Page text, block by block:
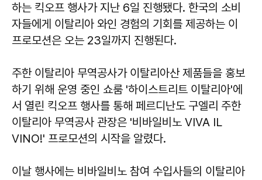
하는 킥오프 행사가 지난 6일 진행됐다. 한국의 소비
자들에게 이탈리아 와인 경험의 기회를 제공하는 이
프로모션은 오는 23일까지 진행된다.
주한 이탈리아 무역공사가 이탈리아산 제품들을 홍보
하기 위해 운영 중인 쇼룸 '하이스트리트 이탈리아'에
서 열린 킥오프 행사를 통해 페르디난도 구엘리 주한
이탈리아 무역공사 관장은 '비바일비노 VIVA IL
VINO!' 프로모션의 시작을 알렸다.
이날 행사에는 비바일비노 참여 수입사들의 이탈리아